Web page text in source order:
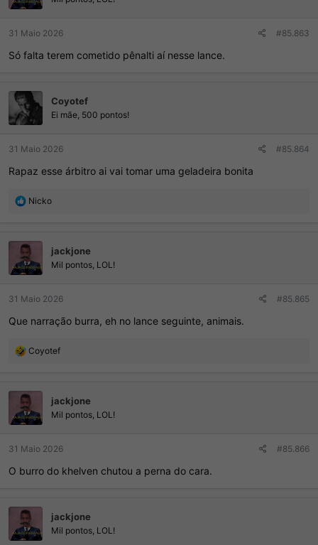
s
31 Maio 2026 #85.863
Só falta terem cometido pênalti aí nesse lance.
Coyotef
Ei mãe, 500 pontos!
31 Maio 2026 #85.864
Rapaz esse árbitro ai vai tomar uma geladeira bonita
R
ç
õ
e
s
Nicko
jackjone
Mil pontos, LOL!
31 Maio 2026 #85.865
Que narração burra, eh no lance seguinte, animais.
R
ç
õ
e
s
Coyotef
jackjone
Mil pontos, LOL!
31 Maio 2026 #85.866
O burro do khelven chutou a perna do cara.
jackjone
Mil pontos, LOL!